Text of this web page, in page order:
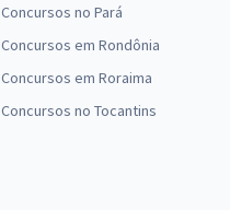
Concursos no Pará
Concursos em Rondônia
Concursos em Roraima
Concursos no Tocantins